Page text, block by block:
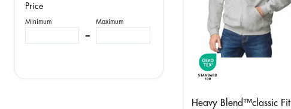
Price
Minimum
–
Maximum
Heavy Blend™classic Fit